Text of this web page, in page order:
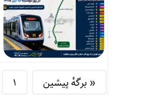
« برگه‌ٔ پیشین 1